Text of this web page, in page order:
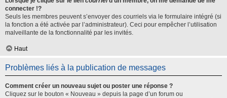
connecter !?
Seuls les membres peuvent s’envoyer des courriels via le formulaire intégré (si
la fonction a été activée par l’administrateur). Ceci pour empêcher l’utilisation
malveillante de la fonctionnalité par les invités.
Haut
Problèmes liés à la publication de messages
Comment créer un nouveau sujet ou poster une réponse ?
Cliquez sur le bouton « Nouveau » depuis la page d’un forum ou